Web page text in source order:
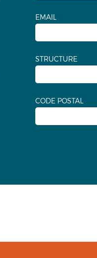
EMAIL
STRUCTURE
CODE POSTAL